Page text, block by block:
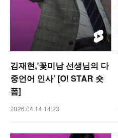
김재현,’꽃미남 선생님의 다
중언어 인사’ [O! STAR 숏
폼]
2026.04.14 14:23